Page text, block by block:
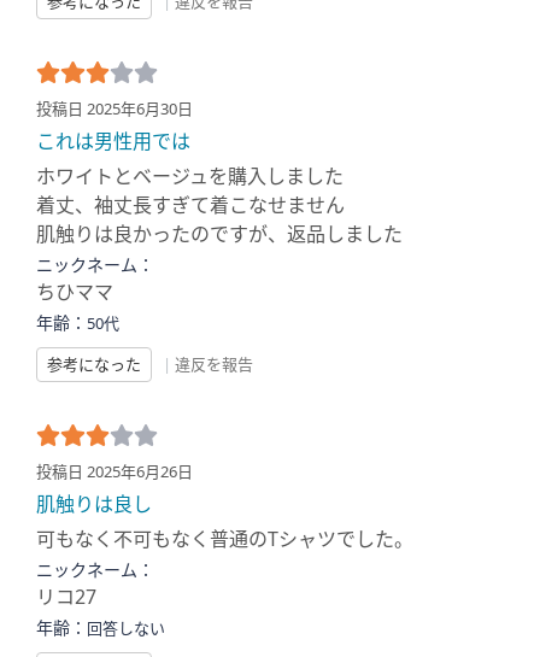
投稿日 2025年6月30日
これは男性用では
ホワイトとベージュを購入しました
着丈、袖丈長すぎて着こなせません
肌触りは良かったのですが、返品しました
ニックネーム：
ちひママ
年齢： 50代
参考になった
| 違反を報告
投稿日 2025年6月26日
肌触りは良し
可もなく不可もなく普通のTシャツでした。
ニックネーム：
リコ27
年齢： 回答しない